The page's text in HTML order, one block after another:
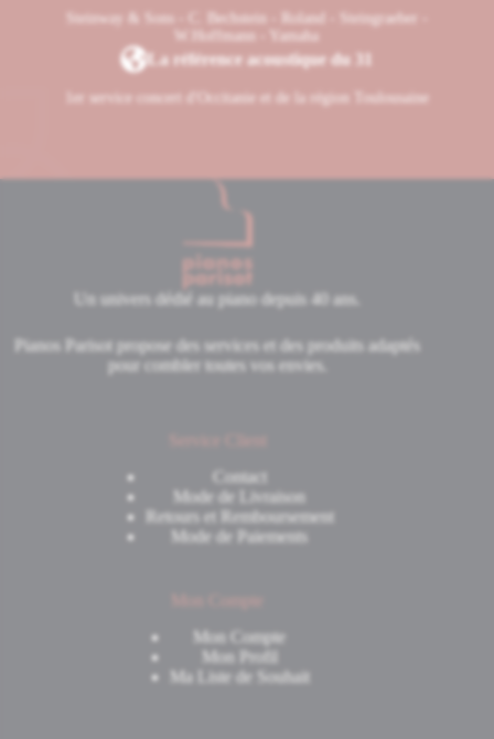
Steinway & Sons - C. Bechstein - Roland - Steingraeber -
W.Hoffmann - Yamaha
La référence acoustique du 31
1er service concert d'Occitanie et de la région Toulousaine
Un univers dédié au piano depuis 40 ans.
Pianos Parisot propose des services et des produits adaptés
pour combler toutes vos envies.
Contact
Mode de Livraison
Retours et Remboursement
Mode de Paiements
Mon Compte
Mon Profil
Ma Liste de Souhait